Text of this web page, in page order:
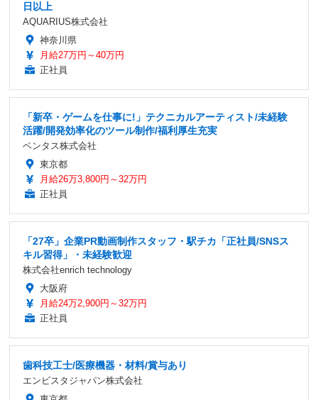
日以上
AQUARIUS株式会社
神奈川県
月給27万円～40万円
正社員
「新卒・ゲームを仕事に!」テクニカルアーティスト/未経験
活躍/開発効率化のツール制作/福利厚生充実
ベンタス株式会社
東京都
月給26万3,800円～32万円
正社員
「27卒」企業PR動画制作スタッフ・駅チカ「正社員/SNSス
キル習得」・未経験歓迎
株式会社enrich technology
大阪府
月給24万2,900円～32万円
正社員
歯科技工士/医療機器・材料/賞与あり
エンビスタジャパン株式会社